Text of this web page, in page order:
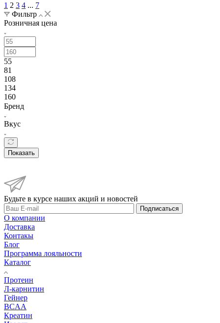
1 2 3 4 ... 7
Фильтр
Розничная цена
55
81
108
134
160
Бренд
Вкус
Показать
Будьте в курсе наших акций и новостей
Подписаться
О компании
Доставка
Контакы
Блог
Программа лояльности
Каталог
Протеин
Л-карнитин
Гейнер
BCAA
Креатин